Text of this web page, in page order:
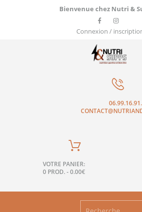
Bienvenue chez Nutri &
Connexion /
VOTRE PANIER:
0 PROD.-0.00€